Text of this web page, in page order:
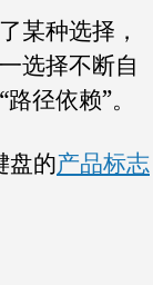
某种选择，
选择不断自
径依赖”。
盘的产品标志